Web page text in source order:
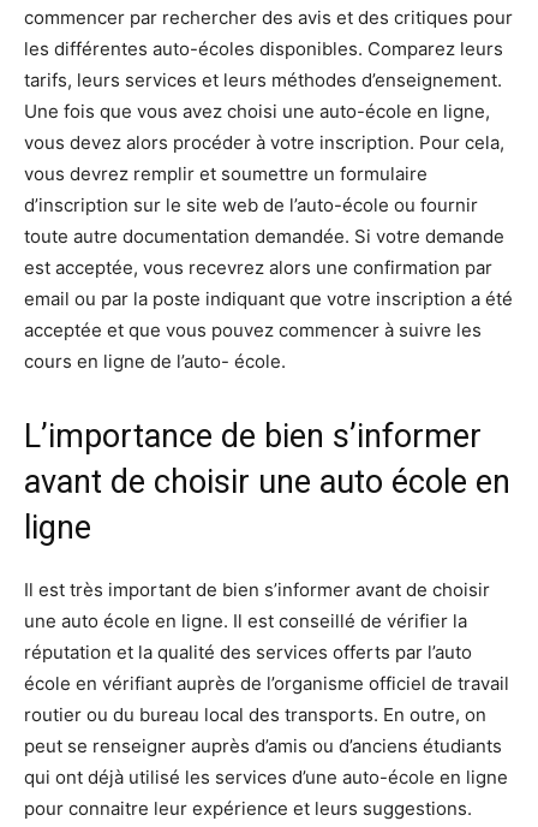
commencer par rechercher des avis et des critiques pour
les différentes auto-écoles disponibles. Comparez leurs
tarifs, leurs services et leurs méthodes d’enseignement.
Une fois que vous avez choisi une auto-école en ligne,
vous devez alors procéder à votre inscription. Pour cela,
vous devrez remplir et soumettre un formulaire
d’inscription sur le site web de l’auto-école ou fournir
toute autre documentation demandée. Si votre demande
est acceptée, vous recevrez alors une confirmation par
email ou par la poste indiquant que votre inscription a été
acceptée et que vous pouvez commencer à suivre les
cours en ligne de l’auto- école.
L’importance de bien s’informer
avant de choisir une auto école en
ligne
Il est très important de bien s’informer avant de choisir
une auto école en ligne. Il est conseillé de vérifier la
réputation et la qualité des services offerts par l’auto
école en vérifiant auprès de l’organisme officiel de travail
routier ou du bureau local des transports. En outre, on
peut se renseigner auprès d’amis ou d’anciens étudiants
qui ont déjà utilisé les services d’une auto-école en ligne
pour connaitre leur expérience et leurs suggestions.